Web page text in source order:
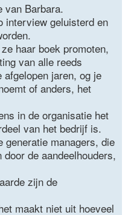
van Barbara.
interview geluisterd en
haar boek promoten,
van alle reeds
jaren, og je
of anders, het
in de organisatie het
van het bedrijf is.
generatie managers, die
de aandeelhouders,
zijn de
maakt niet uit hoeveel